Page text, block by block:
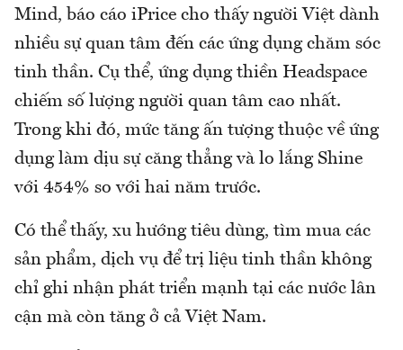
Mind, báo cáo iPrice cho thấy người Việt dành
nhiều sự quan tâm đến các ứng dụng chăm sóc
tinh thần. Cụ thể, ứng dụng thiền Headspace
chiếm số lượng người quan tâm cao nhất.
Trong khi đó, mức tăng ấn tượng thuộc về ứng
dụng làm dịu sự căng thẳng và lo lắng Shine
với 454% so với hai năm trước.
Có thể thấy, xu hướng tiêu dùng, tìm mua các
sản phẩm, dịch vụ để trị liệu tinh thần không
chỉ ghi nhận phát triển mạnh tại các nước lân
cận mà còn tăng ở cả Việt Nam.